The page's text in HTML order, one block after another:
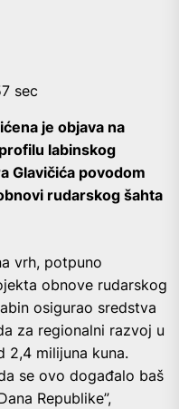
sec
je objava na
labinskog
Glavičića povodom
rudarskog šahta
vrh, potpuno
obnove rudarskog
osigurao sredstva
za regionalni razvoj u
2,4 milijuna kuna.
se ovo događalo baš
Republike”,